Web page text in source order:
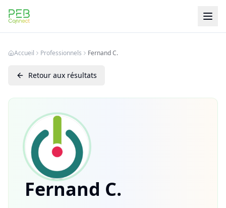
PEB Connect
Accueil Professionnels Fernand C.
Retour aux résultats
Fernand C.